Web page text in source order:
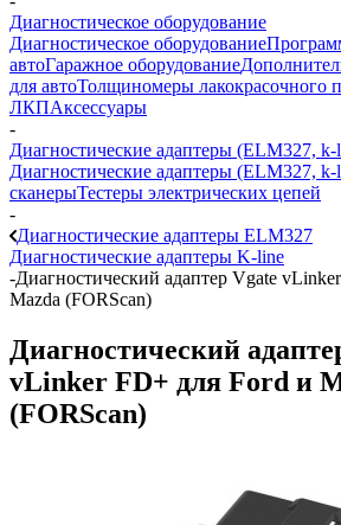
Диагностическое оборудование
Диагностическое оборудование
автоГаражное оборудование
для автоТолщиномеры лакокрасочного
ЛКПАксессуары
-
Диагностические адаптеры (ELM327, k-
Диагностические адаптеры (ELM327, k-
сканерыТестеры электрических цепей
-
Диагностические адаптеры ELM327
Диагностические адаптеры K-line
-Диагностический адаптер Vgate
Mazda (FORScan)
Диагностический
vLinker FD+ для Ford и
(FORScan)